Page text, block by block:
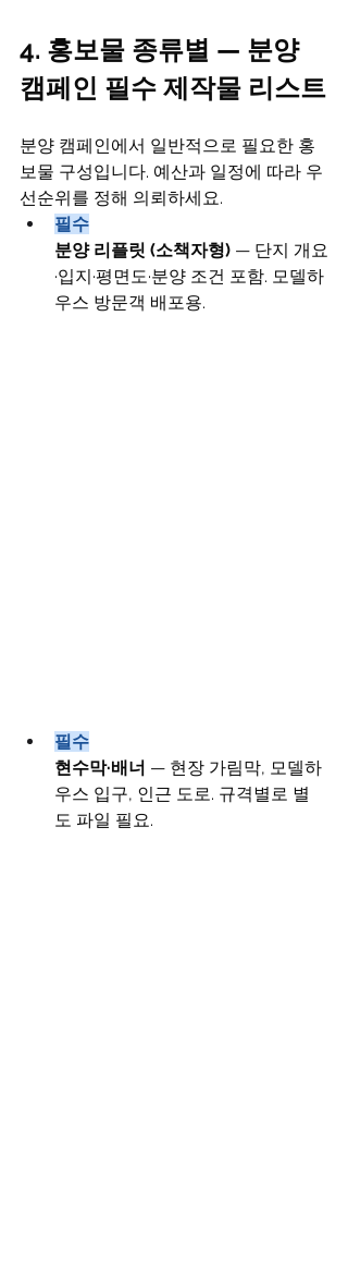
4. 홍보물 종류별 — 분양
캠페인 필수 제작물 리스트
분양 캠페인에서 일반적으로 필요한 홍
보물 구성입니다. 예산과 일정에 따라 우
선순위를 정해 의뢰하세요.
필수
분양 리플릿 (소책자형) — 단지 개요
·입지·평면도·분양 조건 포함. 모델하
우스 방문객 배포용.
필수
현수막·배너 — 현장 가림막, 모델하
우스 입구, 인근 도로. 규격별로 별
도 파일 필요.